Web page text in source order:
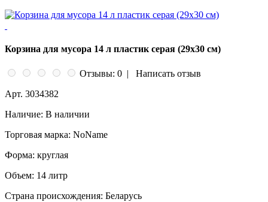
Корзина для мусора 14 л пластик серая (29х30 см)
Отзывы: 0 |
Написать отзыв
Арт. 3034382
Наличие: В наличии
Торговая марка: NoName
Форма: круглая
Объем: 14 литр
Страна происхождения: Беларусь